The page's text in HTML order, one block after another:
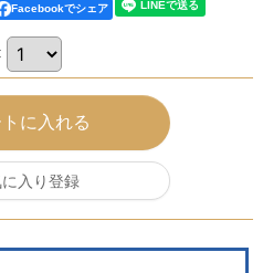
Facebookでシェア
:
に入れる
入り登録